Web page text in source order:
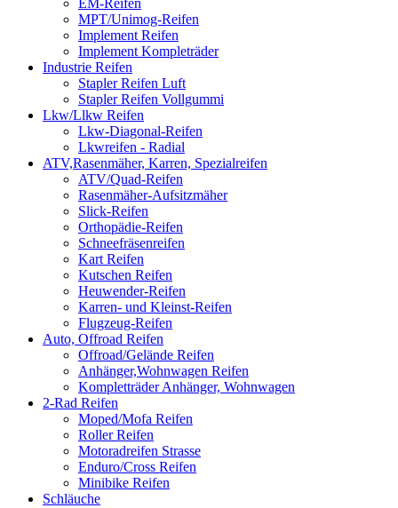
EM-Reifen
MPT/Unimog-Reifen
Implement Reifen
Implement Kompleträder
Industrie Reifen
Stapler Reifen Luft
Stapler Reifen Vollgummi
Lkw/Llkw Reifen
Lkw-Diagonal-Reifen
Lkwreifen - Radial
ATV,Rasenmäher, Karren, Spezialreifen
ATV/Quad-Reifen
Rasenmäher-Aufsitzmäher
Slick-Reifen
Orthopädie-Reifen
Schneefräsenreifen
Kart Reifen
Kutschen Reifen
Heuwender-Reifen
Karren- und Kleinst-Reifen
Flugzeug-Reifen
Auto, Offroad Reifen
Offroad/Gelände Reifen
Anhänger,Wohnwagen Reifen
Kompletträder Anhänger, Wohnwagen
2-Rad Reifen
Moped/Mofa Reifen
Roller Reifen
Motoradreifen Strasse
Enduro/Cross Reifen
Minibike Reifen
Schläuche